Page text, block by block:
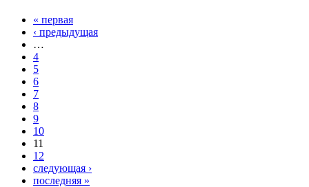
« первая
‹ предыдущая
…
4
5
6
7
8
9
10
11
12
следующая ›
последняя »